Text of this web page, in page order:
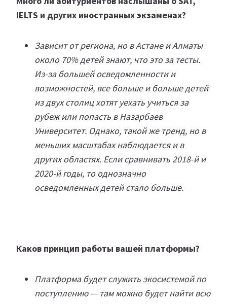
IELTS и других иностранных экзаменах?
Зависит от региона, но в Астане и Алматы
около 70% детей знают, что это за тесты.
Из-за большей осведомленности и
возможностей, все больше и больше детей
из двух столиц хотят уехать учиться за
рубеж или попасть в Назарбаев
Университет. Однако, такой же тренд, но в
меньших масштабах наблюдается и в
других областях. Если сравнивать 2018-й и
2020-й годы, то однозначно
осведомленных детей стало больше.
Каков принцип работы вашей платформы?
Платформа будет служить экосистемой по
поступлению — там можно будет найти всю